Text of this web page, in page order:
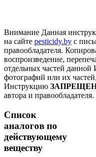
Внимание Данная
на сайте pesticidy.by с
правообладателя.
воспроизведение,
отдельных частей
фотографий или их
Инструкцию
автора и правообладателя.
Список
аналогов по
действующему
веществу